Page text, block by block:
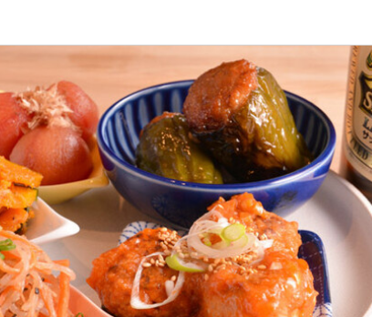
ッフ・サービススタッフ
・サービススタッフ
制、週1日～OK、1日3h～OK）